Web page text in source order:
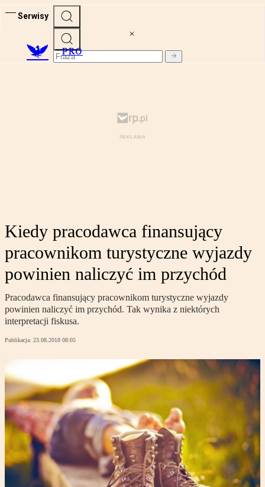
Serwisy
PRO
Kiedy pracodawca finansujący
pracownikom turystyczne wyjazdy
powinien naliczyć im przychód
Pracodawca finansujący pracownikom turystyczne wyjazdy
powinien naliczyć im przychód. Tak wynika z niektórych
interpretacji fiskusa.
Publikacja: 23.08.2018 08:05